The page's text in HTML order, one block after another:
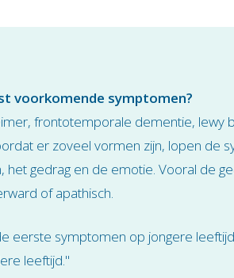
voorkomende symptomen?
frontotemporale dementie, lewy
er zoveel vormen zijn, lopen de
gedrag en de emotie. Vooral de
of apathisch.
eerste symptomen op jongere
leeftijd."